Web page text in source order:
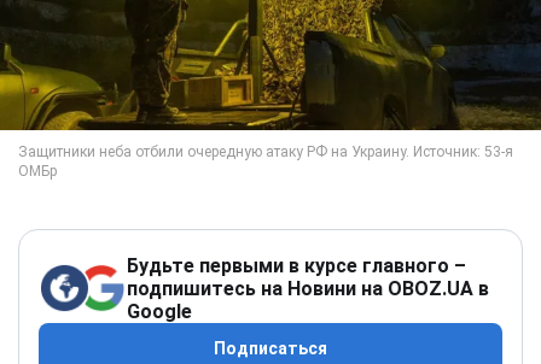
Будьте первыми в курсе главного –
подпишитесь на Новини на OBOZ.UA в
Google
Подписаться